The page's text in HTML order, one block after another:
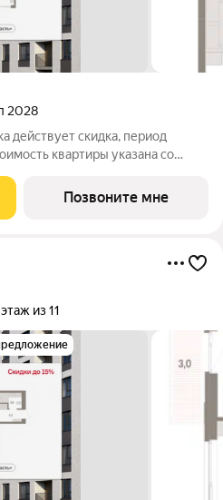
2028
действует скидка, период
квартиры указана со
1-комн. квартира с
Позвоните мне
из 11